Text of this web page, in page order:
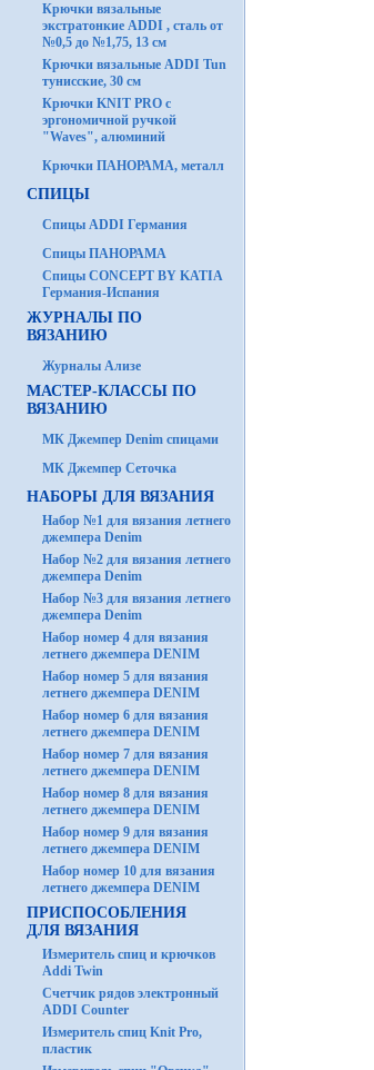
Крючки вязальные
экстратонкие ADDI , сталь от
№0,5 до №1,75, 13 см
Крючки вязальные ADDI Tun
тунисские, 30 см
Крючки KNIT PRO с
эргономичной ручкой
"Waves", алюминий
Крючки ПАНОРАМА, металл
СПИЦЫ
Спицы ADDI Германия
Спицы ПАНОРАМА
Спицы CONCEPT BY KATIA
Германия-Испания
ЖУРНАЛЫ ПО
ВЯЗАНИЮ
Журналы Ализе
МАСТЕР-КЛАССЫ ПО
ВЯЗАНИЮ
МК Джемпер Denim спицами
МК Джемпер Сеточка
НАБОРЫ ДЛЯ ВЯЗАНИЯ
Набор №1 для вязания летнего
джемпера Denim
Набор №2 для вязания летнего
джемпера Denim
Набор №3 для вязания летнего
джемпера Denim
Набор номер 4 для вязания
летнего джемпера DENIM
Набор номер 5 для вязания
летнего джемпера DENIM
Набор номер 6 для вязания
летнего джемпера DENIM
Набор номер 7 для вязания
летнего джемпера DENIM
Набор номер 8 для вязания
летнего джемпера DENIM
Набор номер 9 для вязания
летнего джемпера DENIM
Набор номер 10 для вязания
летнего джемпера DENIM
ПРИСПОСОБЛЕНИЯ
ДЛЯ ВЯЗАНИЯ
Измеритель спиц и крючков
Addi Twin
Счетчик рядов электронный
ADDI Counter
Измеритель спиц Knit Pro,
пластик